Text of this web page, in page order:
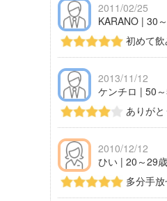
2011/02/25
KARANO | 30
初めて
2013/11/12
ケンチロ | 50
ありが
2010/12/12
ひい | 20～29
多分手